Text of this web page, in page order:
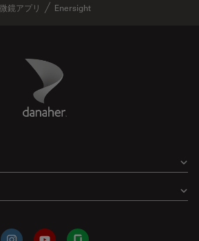
鏡アプリ Enersight
Danaher Logo